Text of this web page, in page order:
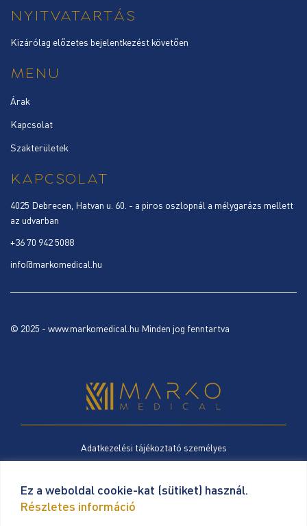
Ez a weboldal cookie-kat (sütiket) használ.
Részletes információ
NYITVATARTÁS
Kizárólag előzetes bejelentkezést követően
MENU
Árak
Kapcsolat
Szakterületek
KAPCSOLAT
4025 Debrecen, Hatvan u. 60. - a piros oszlopnál a mélygarázs mellett
az udvarban
+36 70 942 5088
info@markomedical.hu
© 2025 - www.markomedical.hu Minden jog fenntartva
Adatkezelési tájékoztató személyes